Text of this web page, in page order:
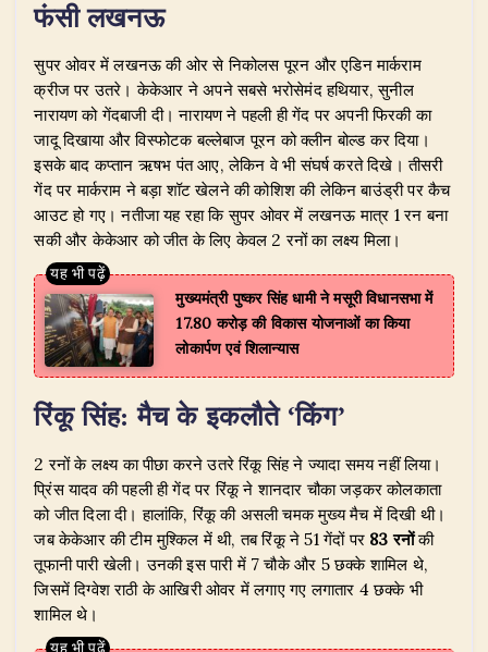
फंसी लखनऊ
​सुपर ओवर में लखनऊ की ओर से निकोलस पूरन और एडिन मार्कराम
क्रीज पर उतरे। केकेआर ने अपने सबसे भरोसेमंद हथियार, सुनील
नारायण को गेंदबाजी दी। नारायण ने पहली ही गेंद पर अपनी फिरकी का
जादू दिखाया और विस्फोटक बल्लेबाज पूरन को क्लीन बोल्ड कर दिया।
इसके बाद कप्तान ऋषभ पंत आए, लेकिन वे भी संघर्ष करते दिखे। तीसरी
गेंद पर मार्कराम ने बड़ा शॉट खेलने की कोशिश की लेकिन बाउंड्री पर कैच
आउट हो गए। नतीजा यह रहा कि सुपर ओवर में लखनऊ मात्र 1 रन बना
सकी और केकेआर को जीत के लिए केवल 2 रनों का लक्ष्य मिला।
मुख्यमंत्री पुष्कर सिंह धामी ने मसूरी विधानसभा में
17.80 करोड़ की विकास योजनाओं का किया
लोकार्पण एवं शिलान्यास
रिंकू सिंह: मैच के इकलौते ‘किंग’
​2 रनों के लक्ष्य का पीछा करने उतरे रिंकू सिंह ने ज्यादा समय नहीं लिया।
प्रिंस यादव की पहली ही गेंद पर रिंकू ने शानदार चौका जड़कर कोलकाता
को जीत दिला दी। हालांकि, रिंकू की असली चमक मुख्य मैच में दिखी थी।
जब केकेआर की टीम मुश्किल में थी, तब रिंकू ने 51 गेंदों पर 83 रनोंकी
तूफानी पारी खेली। उनकी इस पारी में 7 चौके और 5 छक्के शामिल थे,
जिसमें दिग्वेश राठी के आखिरी ओवर में लगाए गए लगातार 4 छक्के भी
शामिल थे।